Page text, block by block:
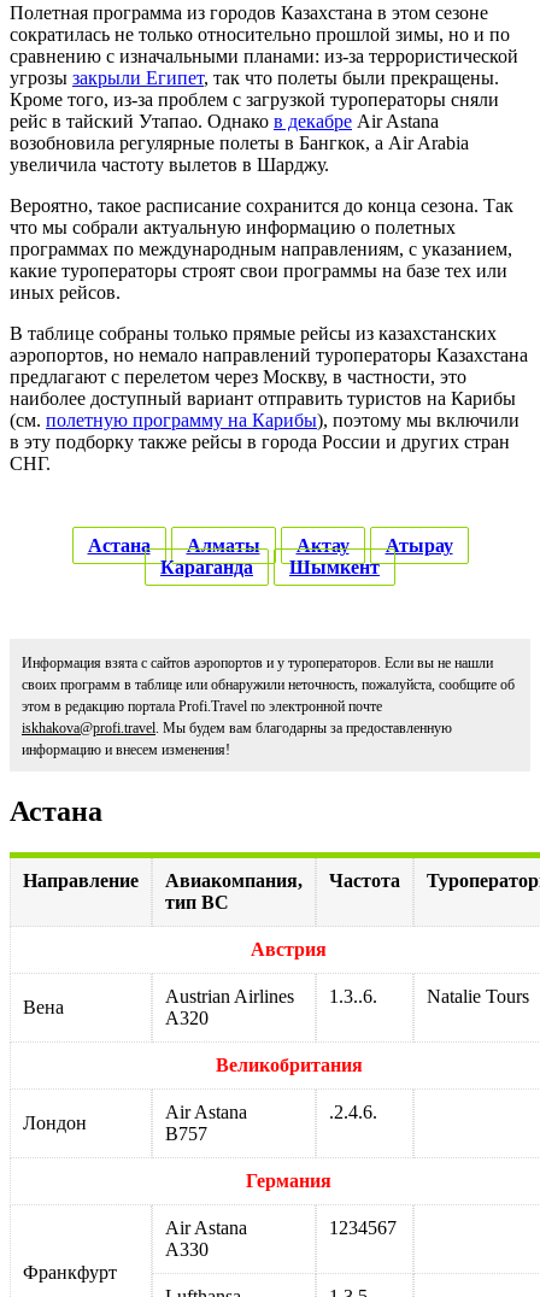
Полетная программа из городов Казахстана в этом сезоне
сократилась не только относительно прошлой зимы, но и по
сравнению с изначальными планами: из-за террористической
угрозы закрыли Египет, так что полеты были прекращены.
Кроме того, из-за проблем с загрузкой туроператоры сняли
рейс в тайский Утапао. Однако в декабре Air Astana
возобновила регулярные полеты в Бангкок, а Air Arabia
увеличила частоту вылетов в Шарджу.
Вероятно, такое расписание сохранится до конца сезона. Так
что мы собрали актуальную информацию о полетных
программах по международным направлениям, с указанием,
какие туроператоры строят свои программы на базе тех или
иных рейсов.
В таблице собраны только прямые рейсы из казахстанских
аэропортов, но немало направлений туроператоры Казахстана
предлагают с перелетом через Москву, в частности, это
наиболее доступный вариант отправить туристов на Карибы
(см. полетную программу на Карибы), поэтому мы включили
в эту подборку также рейсы в города России и других стран
СНГ.
Астана Алматы Актау
Атырау
Караганда
Шымкент
Информация взята с сайтов аэропортов и у туроператоров. Если вы не нашли
своих программ в таблице или обнаружили неточность, пожалуйста, сообщите об
этом в редакцию портала Profi.Travel по электронной почте
iskhakova@profi.travel. Мы будем вам благодарны за предоставленную
информацию и внесем изменения!
Астана
Направление
Авиакомпания,
тип ВС
Частота
Австрия
Вена
Austrian Airlines
A320
1.3..6. Natalie Tours
Великобритания
Лондон
Air Astana
B757
.2.4.6.
Германия
Франкфурт
Air Astana
A330
1234567